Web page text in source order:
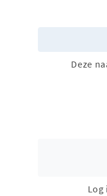
Deze
Log